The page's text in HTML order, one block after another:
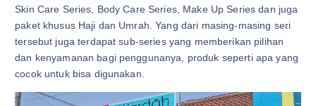
Skin Care Series, Body Care Series, Make Up Series dan juga
paket khusus Haji dan Umrah. Yang dari masing-masing seri
tersebut juga terdapat sub-series yang memberikan pilihan
dan kenyamanan bagi penggunanya, produk seperti apa yang
cocok untuk bisa digunakan.